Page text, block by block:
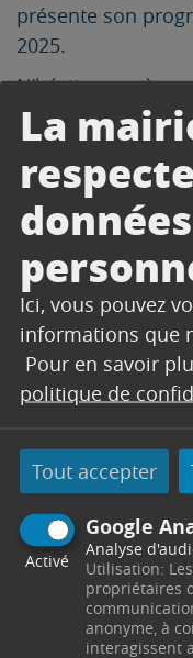
La
données
Ici, vous pouvez
informations que
Pour en savoir
politique de
Tout accepter
Google
Activé
Analyse
Utilisation:
propriétaires
anonyme, à
interagissent
présente son
2025.
N’hésitez pas à
dessous.
Télécharger
Télécharger
CONTACT
Pôle Solidarité